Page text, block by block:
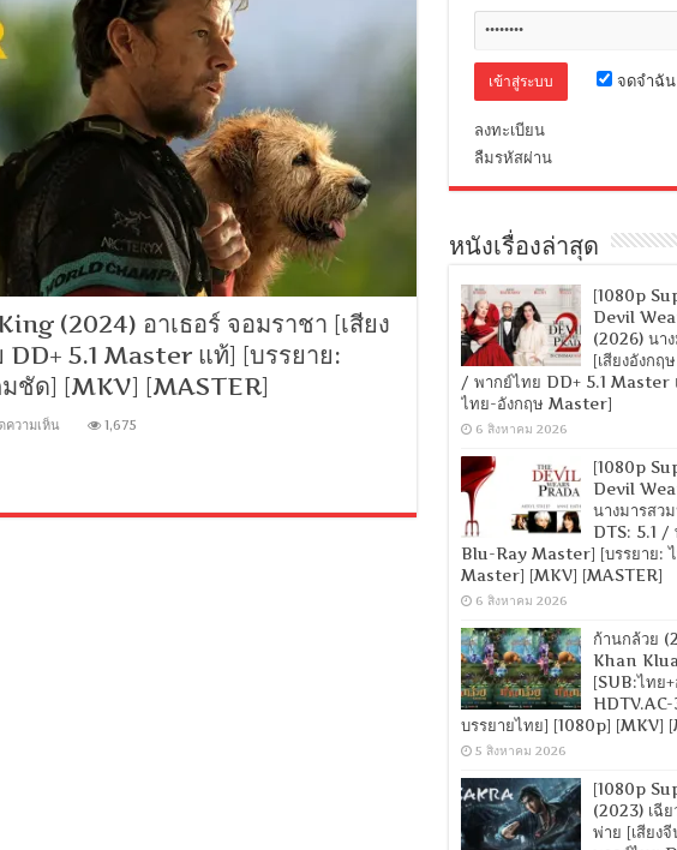
(2024) อาเธอร์ จอมราชา [เสียง
DD+ 5.1 Master แท้] [บรรยาย:
ชัด] [MKV] [MASTER]
ความเห็นบน
the
1,675
จดจำฉัน
ลงทะเบียน
ลืมรหัสผ่าน
หนังเรื่องล่าสุด
[1080p
Devil
(2026) นา
[เสียงอังกฤ
/ พากย์ไทย DD+ 5.1 Master
ไทย-อังกฤษ Master]
6 สิงหาคม 2026
[1080p
Devil
นางมารสว
DTS: 5.1 /
Blu-Ray Master] [บรรยาย:
Master] [MKV] [MASTER]
6 สิงหาคม 2026
ก้านกล้วย
Khan
[SUB:ไทย
บรรยายไทย] [1080p] [MKV]
5 สิงหาคม 2026
[1080p
(2023) เฉี
พ่าย [เสียง